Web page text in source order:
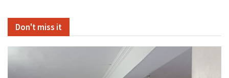
Don't miss it